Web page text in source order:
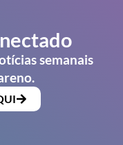
semanais